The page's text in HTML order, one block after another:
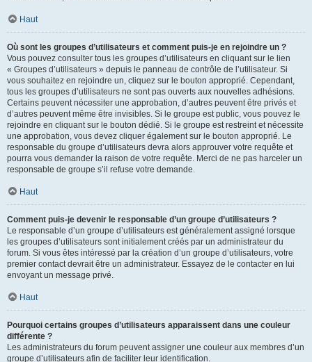
Haut
Où sont les groupes d’utilisateurs et comment puis-je en rejoindre un ?
Vous pouvez consulter tous les groupes d’utilisateurs en cliquant sur le lien
« Groupes d’utilisateurs » depuis le panneau de contrôle de l’utilisateur. Si
vous souhaitez en rejoindre un, cliquez sur le bouton approprié. Cependant,
tous les groupes d’utilisateurs ne sont pas ouverts aux nouvelles adhésions.
Certains peuvent nécessiter une approbation, d’autres peuvent être privés et
d’autres peuvent même être invisibles. Si le groupe est public, vous pouvez le
rejoindre en cliquant sur le bouton dédié. Si le groupe est restreint et nécessite
une approbation, vous devez cliquer également sur le bouton approprié. Le
responsable du groupe d’utilisateurs devra alors approuver votre requête et
pourra vous demander la raison de votre requête. Merci de ne pas harceler un
responsable de groupe s’il refuse votre demande.
Haut
Comment puis-je devenir le responsable d’un groupe d’utilisateurs ?
Le responsable d’un groupe d’utilisateurs est généralement assigné lorsque
les groupes d’utilisateurs sont initialement créés par un administrateur du
forum. Si vous êtes intéressé par la création d’un groupe d’utilisateurs, votre
premier contact devrait être un administrateur. Essayez de le contacter en lui
envoyant un message privé.
Haut
Pourquoi certains groupes d’utilisateurs apparaissent dans une couleur
différente ?
Les administrateurs du forum peuvent assigner une couleur aux membres d’un
groupe d’utilisateurs afin de faciliter leur identification.